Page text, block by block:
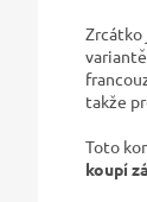
Zrcátko
takže
Toto
koupí